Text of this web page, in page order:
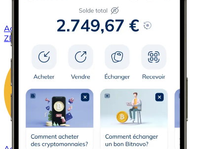
Acheter ZCashavec virement bancaire
ZEC